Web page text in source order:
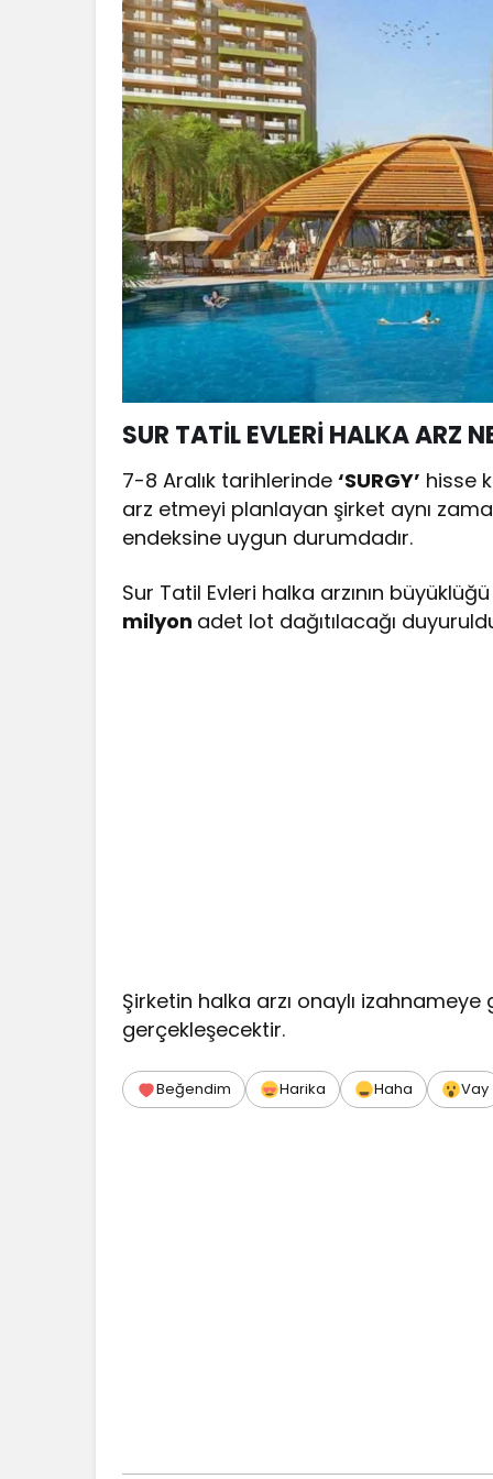
SUR TATİL EVLERİ HALKA ARZ
7-8 Aralık tarihlerinde‘SURGY’ hisse
arz etmeyi planlayan şirket aynı
endeksine uygun durumdadır.
Sur Tatil Evleri halka arzının
milyon adet lot dağıtılacağı
Şirketin halka arzı onaylı
gerçekleşecektir.
Beğendim Harika Haha Vay